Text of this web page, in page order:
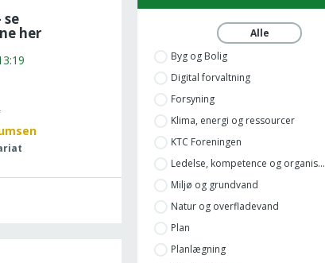
Alle
Byg og Bolig
Digital forvaltning
Forsyning
Klima, energi og ressourcer
KTC Foreningen
Ledelse, kompetence og organis...
Miljø og grundvand
Natur og overfladevand
Plan
Planlægning
se
her